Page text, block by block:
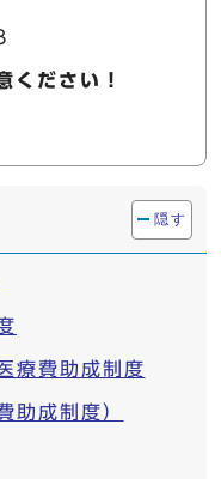
ください！
隠す
療費助成制度
助成制度）